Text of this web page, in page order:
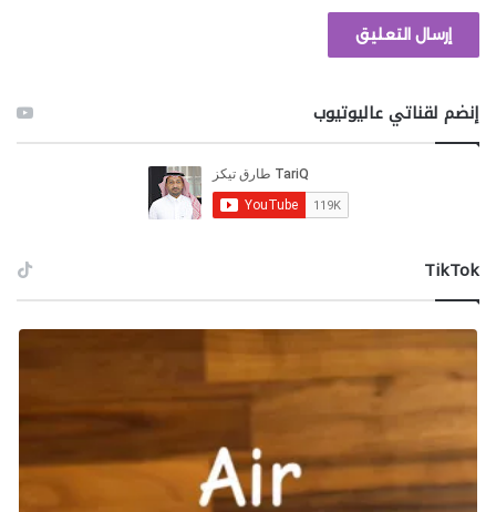
إنضم لقناتي عاليوتيوب
‫TikTok